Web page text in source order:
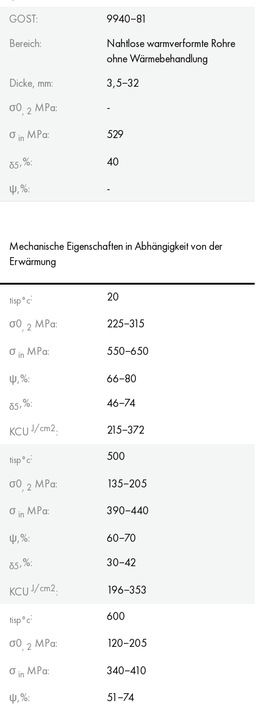
GOST:
9940−81
Bereich:
Nahtlose warmverformte Rohre
ohne Wärmebehandlung
Dicke, mm:
3,5−32
σ0, 2 MPa:
-
σ in MPa: 529
δ5,%:
40
ψ,%:
-
Mechanische Eigenschaften in Abhängigkeit von der
Erwärmung
tisp°c:
20
σ0, 2 MPa:
225−315
σ in MPa:
550−650
ψ,%:
66−80
δ5,%: 46−74
KCUJ/cm2: 215−372
tisp°c:
500
σ0, 2 MPa:
135−205
σ in MPa:
390−440
ψ,%:
60−70
δ5,%: 30−42
KCUJ/cm2: 196−353
tisp°c:
600
σ0, 2 MPa:
120−205
σ in MPa:
340−410
ψ,%:
51−74